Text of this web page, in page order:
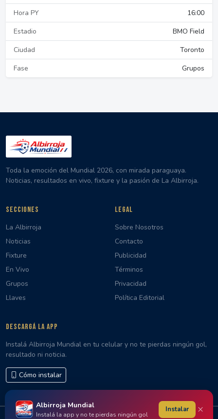
Hora PY
16:00
Estadio
BMO Field
Ciudad
Toronto
Fase
Grupos
Toda la emoción del Mundial 2026, con mirada paraguaya.
Noticias, resultados en vivo, fixture y la pasión de La Albirroja.
SECCIONES
La Albirroja
Noticias
Fixture
En Vivo
Grupos
Llaves
LEGAL
Sobre Nosotros
Contacto
Publicidad
Términos
Privacidad
Política Editorial
DESCARGÁ LA APP
Instalá Albirroja Mundial en tu celular y no te pierdas ningún gol,
resultado ni noticia.
Cómo instalar
Albirroja Mundial
Instalá la app y no te pierdas ningún gol
Instalar ×